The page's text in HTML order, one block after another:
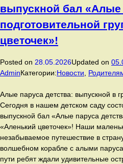
итоговый
педагогический
совет,
посвящённый
завершению
учебного
года
подведению
важных
итогов
работы
коллектива.
В
этом
выпускной бал «Алые
подготовительной
цветочек»!
Posted on 28.05.2026Updated on
AdminКатегории:Новости,
Алые паруса детства: выпускной в
Сегодня в нашем детском саду
выпускной бал «Алые паруса
«Аленький цветочек»! Наши
незабываемое путешествие в
волшебном корабле с алыми
пути ребят ждали удивительные